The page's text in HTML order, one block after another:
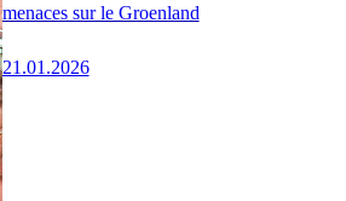
menaces sur le Groenland
21.01.2026